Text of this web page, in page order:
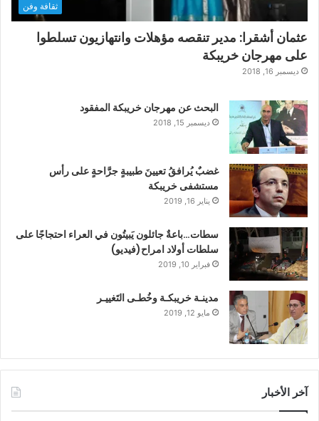
ثقافة وفن
عثمان أشقرا: مدير تنقصه مؤهلات وانتهازيون تسلطوا
على مهرجان خريبكة
ديسمبر 16, 2018
البحث عن مهرجان خريبكة المفقود
ديسمبر 15, 2018
غضبٌ يُرافقُ تعيينَ طبيبةٍ جرَّاحةٍ على رأس
مستشفى خريبكة
يناير 16, 2019
سطات…باعةٌ جائلون يَبيتُون في العراء احتجاجًا على
سلطات أولاد امراح(فيديو)
فبراير 10, 2019
مدينـة خريبكـة وخُطـى التَغييـر
مايو 12, 2019
آخر الأخبار